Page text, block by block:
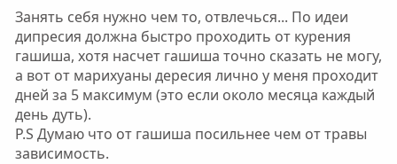
Занять себя нужно чем то, отвлечься... По идеи
дипресия должна быстро проходить от курения
гашиша, хотя насчет гашиша точно сказать не могу,
а вот от марихуаны дересия лично у меня проходит
дней за 5 максимум (это если около месяца каждый
день дуть).
P.S Думаю что от гашиша посильнее чем от травы
зависимость.